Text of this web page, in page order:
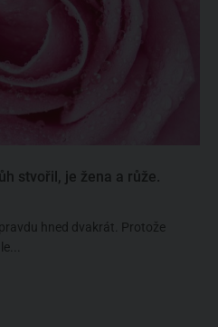
stvořil, je žena a růže.
hned dvakrát. Protože